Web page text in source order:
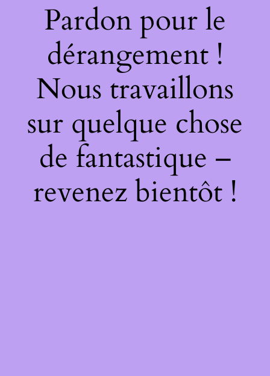
Pardon pour le
dérangement !
Nous travaillons
sur quelque chose
de fantastique –
revenez bientôt !